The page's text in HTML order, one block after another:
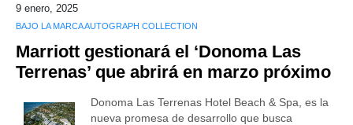
9 enero, 2025
BAJO LA MARCA AUTOGRAPH COLLECTION
Marriott gestionará el ‘Donoma Las
Terrenas’ que abrirá en marzo próximo
Donoma Las Terrenas Hotel Beach & Spa, es la
nueva promesa de desarrollo que busca